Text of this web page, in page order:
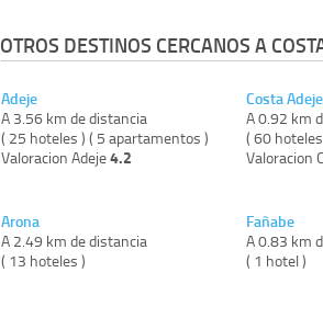
OTROS DESTINOS CERCANOS A
Adeje
A 3.56 km de distancia
( 25 hoteles ) ( 5 apartamentos )
Valoracion Adeje4.2
Arona
A 2.49 km de distancia
( 13 hoteles )
Costa Adeje
A 0.92 km
( 60
Valoracion
Fañabe
A 0.83 km
( 1 hotel )